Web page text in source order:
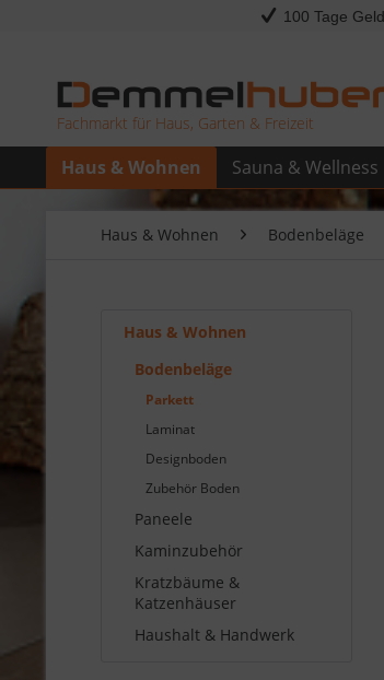
100 Tage
Fachmarkt für Haus, Garten & Freizeit
Haus & Wohnen Sauna & Wellness
Haus & Wohnen Bodenbeläge
Haus & Wohnen
Bodenbeläge
Parkett
Laminat
Designboden
Zubehör Boden
Paneele
Kaminzubehör
Kratzbäume &
Katzenhäuser
Haushalt & Handwerk